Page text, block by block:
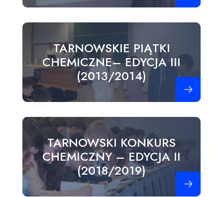
TARNOWSKIE PIĄTKI
CHEMICZNE– EDYCJA III
(2013/2014)
TARNOWSKI KONKURS
CHEMICZNY – EDYCJA II
(2018/2019)